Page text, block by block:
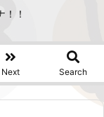
！
Next Search